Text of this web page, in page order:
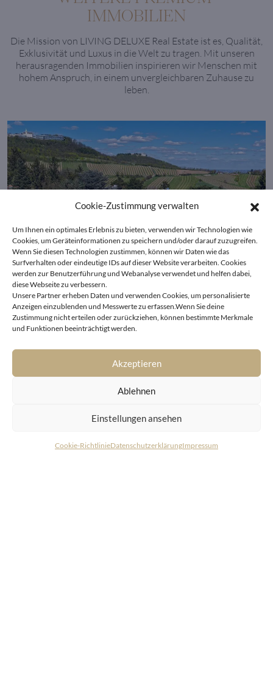
Cookie-Zustimmung verwalten
Um Ihnen ein optimales Erlebnis zu bieten, verwenden wir Technologien wie
Cookies, um Geräteinformationen zu speichern und/oder darauf zuzugreifen.
Wenn Sie diesen Technologien zustimmen, können wir Daten wie das
Surfverhalten oder eindeutige IDs auf dieser Website verarbeiten. Cookies
werden zur Benutzerführung und Webanalyse verwendet und helfen dabei,
diese Webseite zu verbessern.
Unsere Partner erheben Daten und verwenden Cookies, um personalisierte
Anzeigen einzublenden und Messwerte zu erfassen.Wenn Sie deine
Zustimmung nicht erteilen oder zurückziehen, können bestimmte Merkmale
und Funktionen beeinträchtigt werden.
Akzeptieren
Ablehnen
Einstellungen ansehen
Cookie-RichtlinieDatenschutzerklärungImpressum
IMMOBILIEN
Die Mission von LIVING DELUXE Real Estate ist es, Qualität,
Exklusivität und Luxus in die Welt zu tragen. Mit unseren
herausragenden Immobilien inspirieren wir Menschen mit
hohem Anspruch, in einem unvergleichbaren Zuhause zu
leben.
1190 Wien